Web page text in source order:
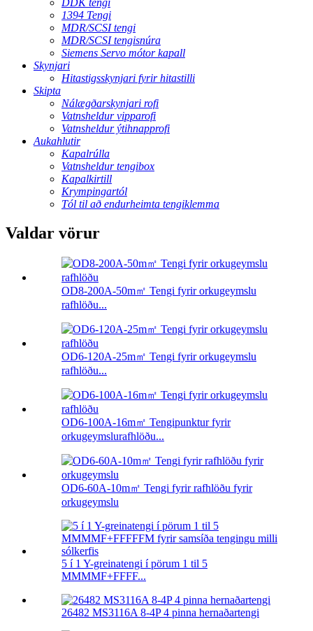
1394 Tengi
MDR/SCSI tengi
MDR/SCSI tengisnúra
Siemens Servo mótor kapall
Skynjari
Hitastigsskynjari fyrir hitastilli
Skipta
Nálægðarskynjari rofi
Vatnsheldur vipparofi
Vatnsheldur ýtihnapprofi
Aukahlutir
Kapalrúlla
Vatnsheldur tengibox
Kapalkirtill
Krympingartól
Tól til að endurheimta tengiklemma
Valdar vörur
OD8-200A-50m㎡ Tengi fyrir orkugeymslu
rafhlöðu...
OD6-120A-25m㎡ Tengi fyrir orkugeymslu
rafhlöðu...
OD6-100A-16m㎡ Tengipunktur fyrir
orkugeymslurafhlöðu...
OD6-60A-10m㎡ Tengi fyrir rafhlöðu fyrir
orkugeymslu
5 í 1 Y-greinatengi í pörum 1 til 5
MMMMF+FFFF...
26482 MS3116A 8-4P 4 pinna hernaðartengi